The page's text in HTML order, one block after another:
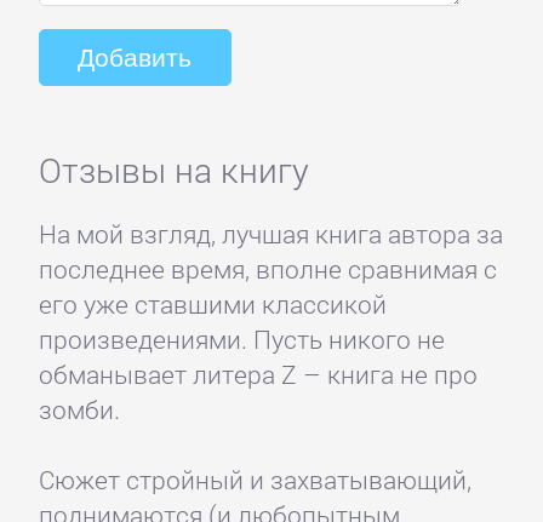
Отзывы на книгу
На мой взгляд, лучшая книга автора за
последнее время, вполне сравнимая с
его уже ставшими классикой
произведениями. Пусть никого не
обманывает литера Z – книга не про
зомби.
Сюжет стройный и захватывающий,
поднимаются (и любопытным